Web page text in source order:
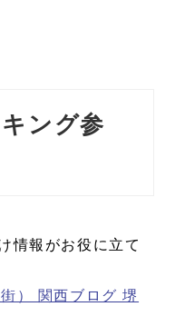
ング参
情報がお役に立て